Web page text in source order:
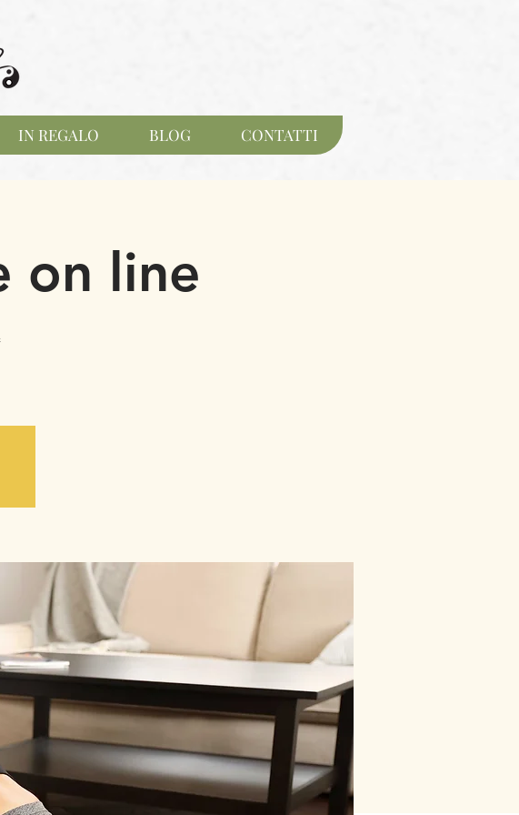
IN REGALO BLOG CONTATTI
on line